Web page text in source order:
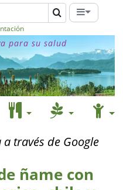
para su salud
través de Google
ñame con